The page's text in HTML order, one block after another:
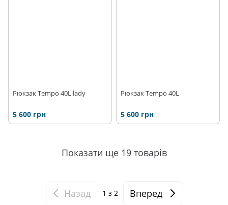
Рюкзак Tempo 40L lady
5 600 грн
Рюкзак Tempo 40L
5 600 грн
Показати ще 19 товарів
Назад 1 з 2 Вперед